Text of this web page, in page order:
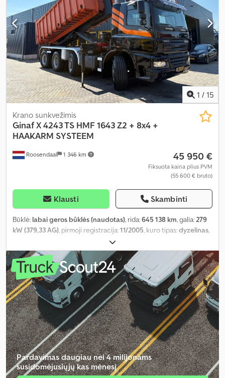
1 / 15
Roosendaal 1 346 km
Krano sunkvežimis
GinafX 4243 TS HMF 1643 Z2 + 8x4 +
HAAKARM SYSTEEM
45 950 €
Fiksuota kaina plius PVM
(55 600 € bruto)
Klausti Skambinti
Būklė: labai geros būklės (naudotas), rida:645 138 km, galia:279
kW (379,33 AG), pirmoji registracija:11/2005, kuro tipas:dyzelinas,
, ratų bazė:6 650 mm
spalva:juodas, vairuotojo kabina:dieninė kabina, pavaros tipas:
mechaninis , emisijos klasė:Euro 3 , sėdimų vietų skaičius:2,
bendras ilgis:9 250 mm, bendras plotis:2 550 mm
, leistina ašies
apkrova (ašis 1):10 000 kg , leistina ašies apkrova (ašis 2):10 000 kg,
leistina ašies apkrova (ašis 3):11 500 kg , krovimo vietos ilgis:6 150
mm, krovinių skyriaus plotis:2 500 mm, krovos erdvės aukštis:
1 570 mm, Gamybos metai:2005, Įranga: ABS, centrinis užraktas,
elektrinis langų reguliavimas, elektriškai reguliuojamas
veidrodis, kranas, oro kondicionavimas, priekabos jungtis,
Pardavimas daugiau nei 4 milijonams
susidomėjusiųjų kas mėnesį